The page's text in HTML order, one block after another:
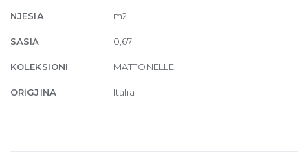
NJESIA m2
SASIA 0,67
KOLEKSIONI MATTONELLE
ORIGJINA Italia